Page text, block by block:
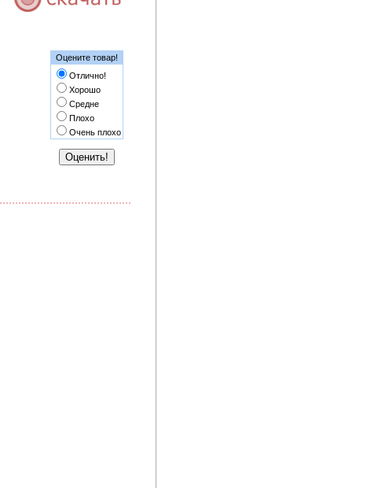
Оцените товар!
Отлично!
Хорошо
Средне
Плохо
Очень плохо